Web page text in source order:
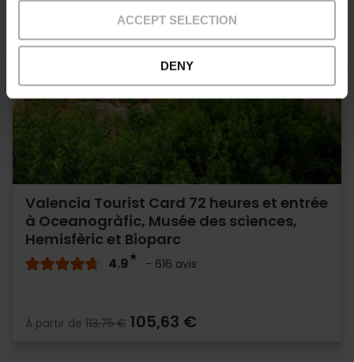
ACCEPT SELECTION
DENY
Valencia Tourist Card 72 heures et entrée
à Oceanogràfic, Musée des sciences,
Hemisfèric et Bioparc
4.9 - 616 avis
À partir de 113,75 € 105,63 €